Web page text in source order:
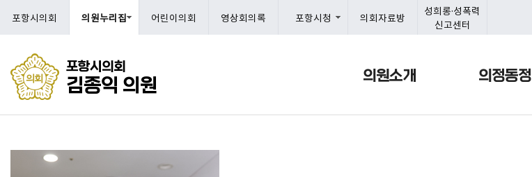
본문으로 바로가기
메인메뉴 바로가기
포항시의회
김종익 의원
포항시의회 의원누리집 어린이의회 영상회의록 포항시청 의회자료방
성희롱·성폭력
신고센터
의원소개 의정동정